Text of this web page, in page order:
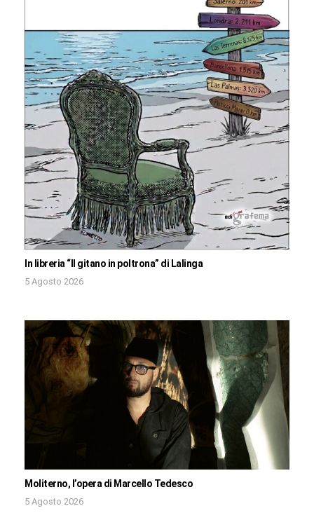
In libreria “Il gitano in poltrona” di Lalinga
5 Agosto 2026
Moliterno, l’opera di Marcello Tedesco
5 Agosto 2026